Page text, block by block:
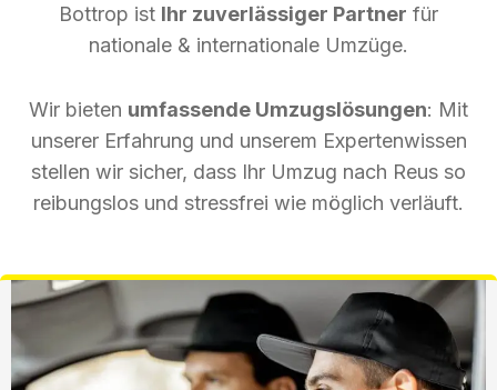
Bottrop ist Ihr zuverlässiger Partner für
nationale & internationale Umzüge.
Wir bieten umfassende Umzugslösungen: Mit
unserer Erfahrung und unserem Expertenwissen
stellen wir sicher, dass Ihr Umzug nach Reus so
reibungslos und stressfrei wie möglich verläuft.